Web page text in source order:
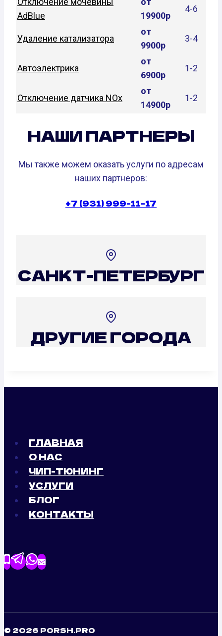
AdBlue
19900р
4-6
Удаление катализатора
от
9900р
3-4
Автоэлектрика
от
6900р
1-2
Отключение датчика NOx
от
14900р
1-2
НАШИ ПАРТНЕРЫ
Мы также можем оказать услуги по адресам
наших партнеров:
+7 (931) 999-11-17
САНКТ-ПЕТЕРБУРГ
ДРУГИЕ ГОРОДА
ГЛАВНАЯ
О НАС
ЧИП-ТЮНИНГ
УСЛУГИ
БЛОГ
КОНТАКТЫ
© 2026 PORSH.PRO